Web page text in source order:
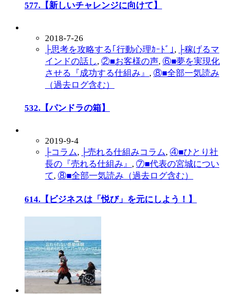
577.【新しいチャレンジに向けて】
2018-7-26
├思考を攻略する｢行動心理ｶｰﾄﾞ｣ , ├稼げるマ
インドの話し, ②■お客様の声, ⑥■夢を実現化
させる『成功する仕組み』 , ⑧■全部一気読み
（過去ログ含む）
532.【パンドラの箱】
2019-9-4
├コラム, ├売れる仕組みコラム, ④■ひとり社
長の『売れる仕組み』 , ⑦■代表の宮城につい
て, ⑧■全部一気読み（過去ログ含む）
614.【ビジネスは「悦び」を元にしよう！】